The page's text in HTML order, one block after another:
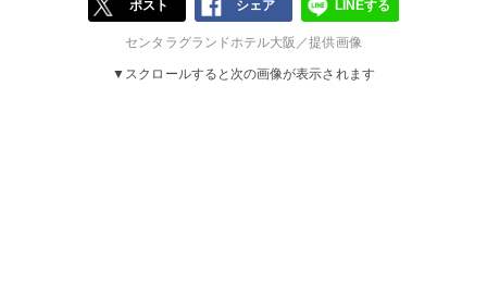
ポスト シェア LINEする
センタラグランドホテル大阪／提供画像
▼スクロールすると次の画像が表示されます